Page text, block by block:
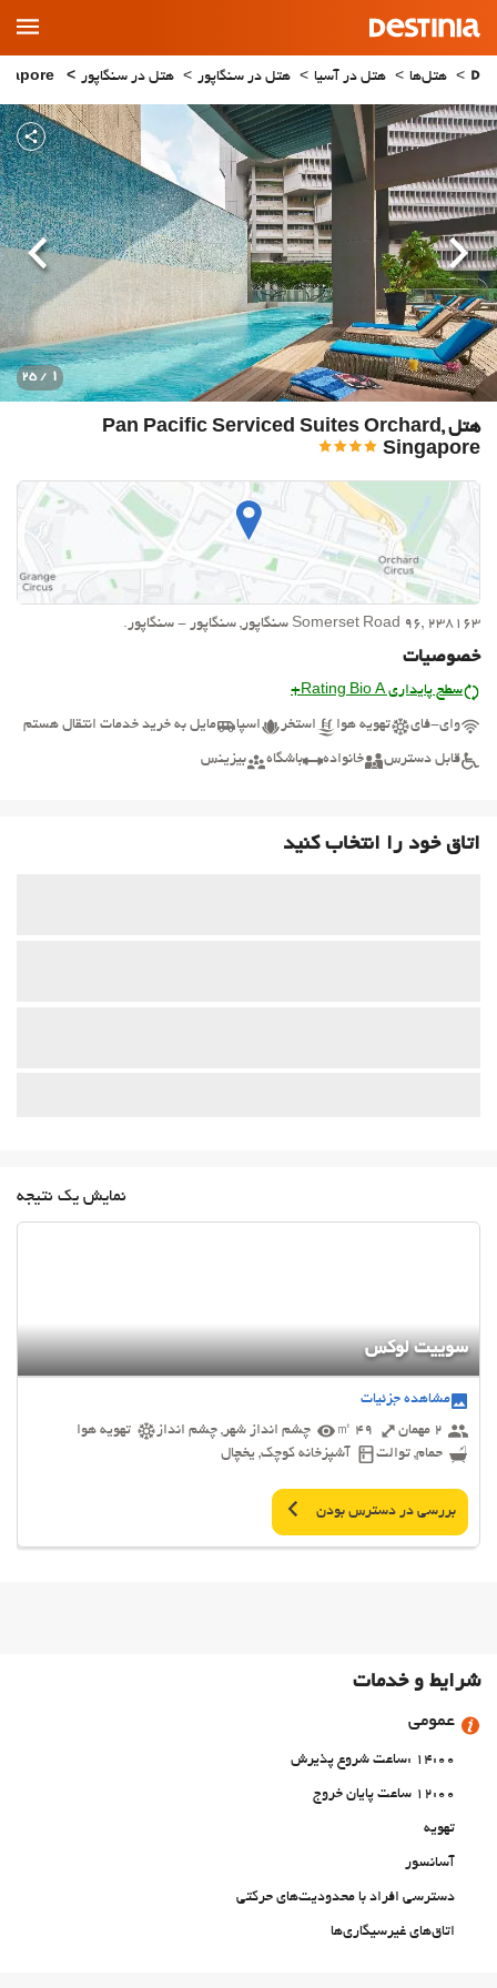
Main
Menu
هتل‌ها هتل در آسیا هتل در سنگاپور هتل در سنگاپور
هتل Pan Pacific Serviced Suites Orchard,
Singapore
1
/ 25
قبلی بعدی
Somerset Road 96, 238163 سنگاپور, سنگاپور - سنگاپور.
خصوصیات
سطح پایداری Rating Bio A+
وای-فای تهویه هوا استخر اسپا مایل به خرید خدمات انتقال هستم
قابل دسترس خانواده باشگاه بیزینس
اتاق خود را انتخاب کنید
نمایش یک نتیجه
سوییت لوکس
مشاهده جزئیات
2 مهمان
49 ㎡ چشم انداز شهر, چشم انداز
تهویه هوا
حمام, توالت
آشپزخانه کوچک, یخچال
بررسی در دسترس بودن
شرایط و خدمات
عمومی
14:00 :ساعت شروع پذیرش
12:00 ساعت پایان خروج
تهویه
آسانسور
دسترسی افراد با محدودیت‌های حرکتی
اتاق‌های غیرسیگاری‌ها